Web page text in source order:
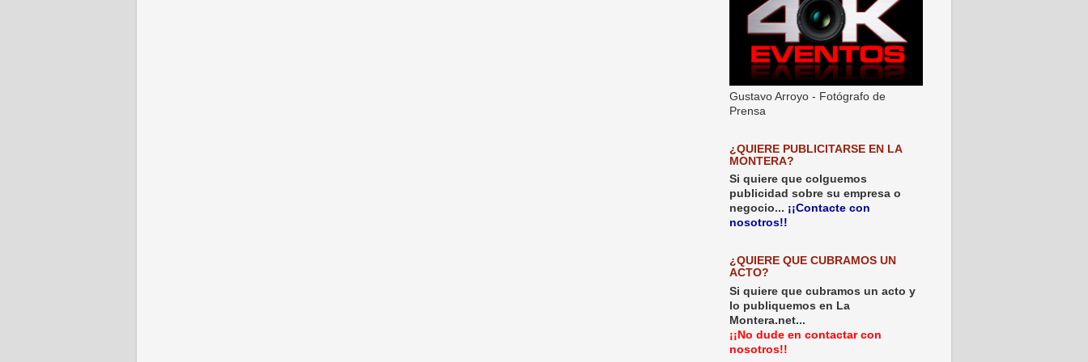
Gustavo Arroyo - Fotógrafo de
Prensa
¿QUIERE PUBLICITARSE EN LA
MONTERA?
Si quiere que colguemos
publicidad sobre su empresa o
negocio... ¡¡Contacte con
nosotros!!
¿QUIERE QUE CUBRAMOS UN
ACTO?
Si quiere que cubramos un acto y
lo publiquemos en La
Montera.net...
¡¡No dude en contactar con
nosotros!!